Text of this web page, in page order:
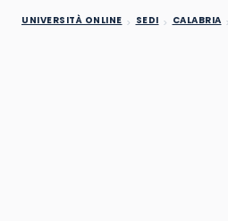
UNIVERSITÀ ONLINE SEDI CALABRIA